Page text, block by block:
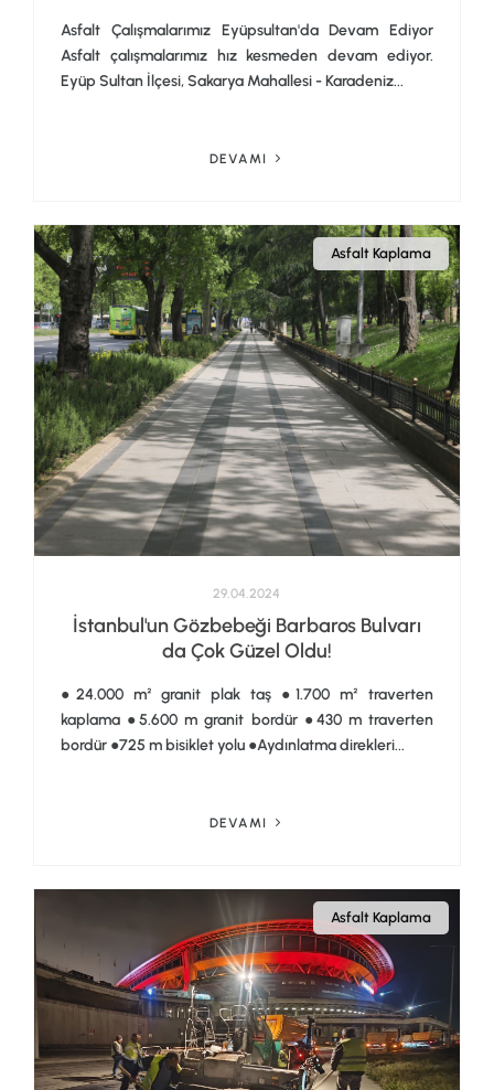
Asfalt Çalışmalarımız Eyüpsultan'da Devam Ediyor
Asfalt çalışmalarımız hız kesmeden devam ediyor.
Eyüp Sultan İlçesi, Sakarya Mahallesi - Karadeniz...
DEVAMI
Asfalt Kaplama
29.04.2024
İstanbul'un Gözbebeği Barbaros Bulvarı
da Çok Güzel Oldu!
●24.000 m² granit plak taş ●1.700 m² traverten
kaplama ●5.600 m granit bordür ●430 m traverten
bordür ●725 m bisiklet yolu ●Aydınlatma direkleri...
DEVAMI
Asfalt Kaplama